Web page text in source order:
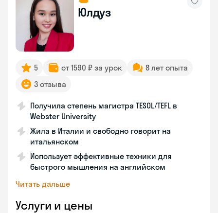
Юлдуз
5 от 1590 ₽ за урок
8 лет опыта
3 отзыва
Получила степень магистра TESOL/TEFL в
Webster University
Жила в Италии и свободно говорит на
итальянском
Использует эффективные техники для
быстрого мышления на английском
Читать дальше
Услуги и цены